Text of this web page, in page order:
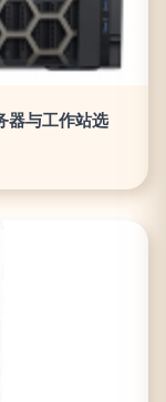
与工作站选